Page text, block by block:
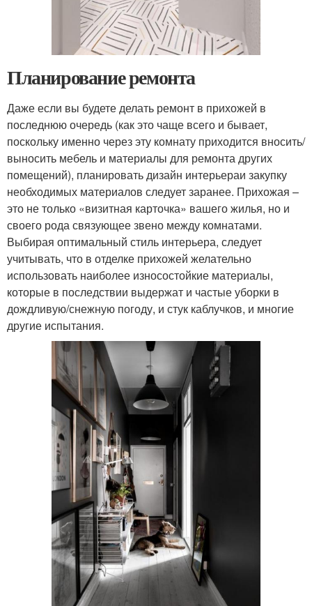
Планирование ремонта
Даже если вы будете делать ремонт в прихожей в
последнюю очередь (как это чаще всего и бывает,
поскольку именно через эту комнату приходится вносить/
выносить мебель и материалы для ремонта других
помещений), планировать дизайн интерьераи закупку
необходимых материалов следует заранее. Прихожая –
это не только «визитная карточка» вашего жилья, но и
своего рода связующее звено между комнатами.
Выбирая оптимальный стиль интерьера, следует
учитывать, что в отделке прихожей желательно
использовать наиболее износостойкие материалы,
которые в последствии выдержат и частые уборки в
дождливую/снежную погоду, и стук каблучков, и многие
другие испытания.